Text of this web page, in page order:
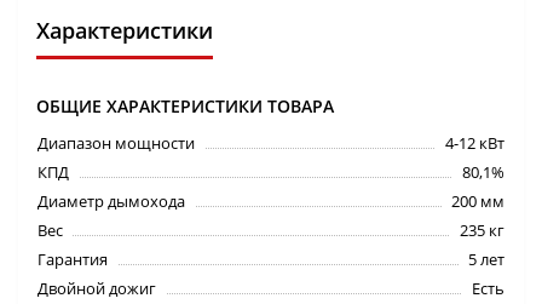
Характеристики
ОБЩИЕ ХАРАКТЕРИСТИКИ ТОВАРА
Диапазон мощности
4-12 кВт
КПД
80,1%
Диаметр дымохода
200 мм
Вес
235 кг
Гарантия
5 лет
Двойной дожиг
Есть